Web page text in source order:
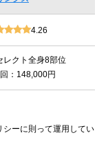
4.26
レクト全身8部位
：148,000円
ーに則って運用してい